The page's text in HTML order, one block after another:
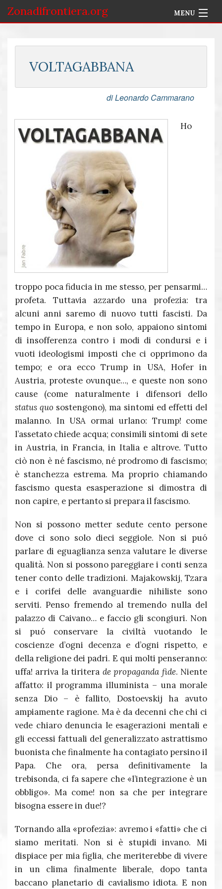
Zonadifrontiera.org MENU
VOLTAGABBANA
di Leonardo Cammarano
Ho
troppo poca fiducia in me stesso, per pensarmi…
profeta. Tuttavia azzardo una profezia: tra
alcuni anni saremo di nuovo tutti fascisti. Da
tempo in Europa, e non solo, appaiono sintomi
di insofferenza contro i modi di condursi e i
vuoti ideologismi imposti che ci opprimono da
tempo; e ora ecco Trump in USA, Hofer in
Austria, proteste ovunque…, e queste non sono
cause (come naturalmente i difensori dello
status quo sostengono), ma sintomi ed effetti del
malanno. In USA ormai urlano: Trump! come
l’assetato chiede acqua; consimili sintomi di sete
in Austria, in Francia, in Italia e altrove. Tutto
ciò non è né fascismo, né prodromo di fascismo;
è stanchezza estrema. Ma proprio chiamando
fascismo questa esasperazione si dimostra di
non capire, e pertanto si prepara il fascismo.
Non si possono metter sedute cento persone
dove ci sono solo dieci seggiole. Non si puó
parlare di eguaglianza senza valutare le diverse
qualità. Non si possono pareggiare i conti senza
tener conto delle tradizioni. Majakowskij, Tzara
e i corifei delle avanguardie nihiliste sono
serviti. Penso fremendo al tremendo nulla del
palazzo di Caivano… e faccio gli scongiuri. Non
si puó conservare la civiltà vuotando le
coscienze d’ogni decenza e d’ogni rispetto, e
della religione dei padri. E qui molti penseranno:
uffa! arriva la tiritera de propaganda fide. Niente
affatto: il programma illuminista – una morale
senza Dio – è fallito, Dostoevskij ha avuto
ampiamente ragione. Ma è da decenni che chi ci
vede chiaro denuncia le esagerazioni mentali e
gli eccessi fattuali del generalizzato astrattismo
buonista che finalmente ha contagiato persino il
Papa. Che ora, persa definitivamente la
trebisonda, ci fa sapere che «l’integrazione è un
obbligo». Ma come! non sa che per integrare
bisogna essere in due!?
Tornando alla «profezia»: avremo i «fatti» che ci
siamo meritati. Non si è stupidi invano. Mi
dispiace per mia figlia, che meriterebbe di vivere
in un clima finalmente liberale, dopo tanta
baccano planetario di cavialismo idiota. E non